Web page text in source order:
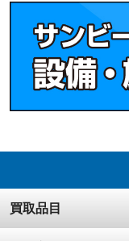
買取品目